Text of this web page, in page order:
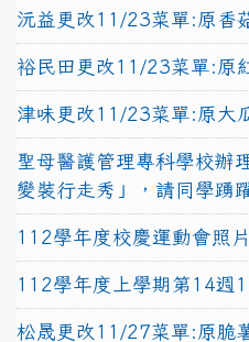
沅益更改11/23菜單:原香
裕民田更改11/23菜單:原
津味更改11/23菜單:原大
聖母醫護管理專科學校辦
變裝行走秀」，請同學踴
112學年度校慶運動會照
112學年度上學期第14週
松晟更改11/27菜單:原脆